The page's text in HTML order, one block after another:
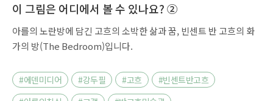
이 그림은 어디에서 볼 수 있나요? ②
아를의 노란방에 담긴 고흐의 소박한 삶과 꿈, 빈센트 반 고흐의 화
가의 방(The Bedroom)입니다.
#에덴미디어 #강두필 #고흐
#빈센트반고흐